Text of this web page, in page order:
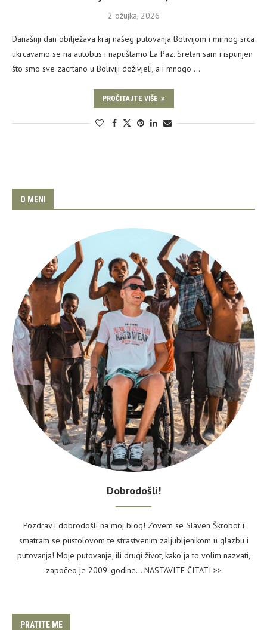
2 ožujka, 2026
Današnji dan obilježava kraj našeg putovanja Bolivijom i mirnog srca
ukrcavamo se na autobus i napuštamo La Paz. Sretan sam i ispunjen
što smo sve zacrtano u Boliviji doživjeli, a i mnogo …
PROČITAJTE VIŠE
O MENI
Dobrodošli!
Pozdrav i dobrodošli na moj blog! Zovem se Slaven Škrobot i
smatram se pustolovom te strastvenim zaljubljenikom u glazbu i
putovanja! Moje putovanje, ili drugi život, kako ja to volim nazvati,
započeo je 2009. godine... NASTAVITE ČITATI >>
PRATITE ME